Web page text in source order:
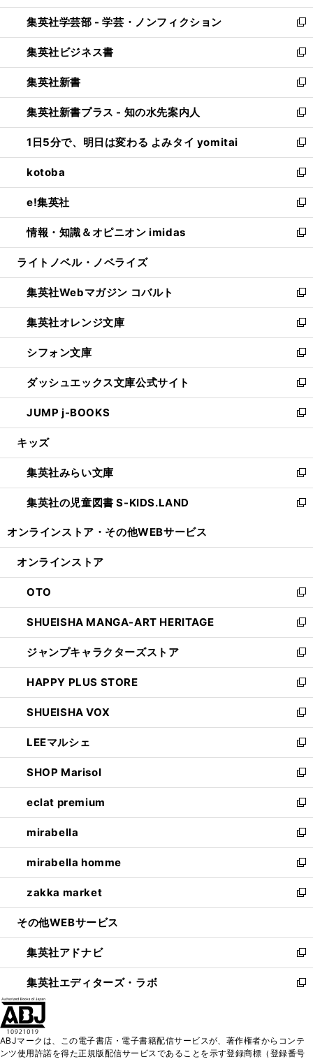
開
く
ウ
で
開
く
ン
ド
ウ
で
開
く
ウ
ィ
ン
ド
ウ
で
開
く
集英社学芸部 - 学芸・ノンフィクション
新
し
い
ウ
ィ
ン
ド
ウ
で
開
く
集英社ビジネス書
新
し
い
ウ
ィ
ン
ド
ウ
で
開
く
集英社新書
新
し
い
ウ
ィ
ン
ド
ウ
で
開
く
集英社新書プラス - 知の水先案内人
新
し
い
ウ
ィ
ン
ド
ウ
で
開
1日5分で、明日は変わる よみタイ yomitai
新
し
い
ウ
ィ
ン
ド
ウ
開
く
kotoba
新
し
い
ウ
ィ
ン
ウ
で
開
く
e!集英社
新
し
い
ウ
ン
ド
ウ
で
開
く
情報・知識＆オピニオン imidas
新
し
ウ
ィ
ン
ド
ウ
で
開
く
ライトノベル・ノベライズ
集英社Webマガジン コバルト
新
し
い
ウ
ィ
ン
ド
ウ
で
開
集英社オレンジ文庫
新
し
い
ウ
ィ
ン
ド
ウ
開
く
シフォン文庫
新
し
い
ウ
ィ
ン
ウ
で
開
く
ダッシュエックス文庫公式サイト
新
し
い
ウ
ン
ド
ウ
で
JUMP j-BOOKS
新
し
ウ
ィ
ン
ド
開
キッズ
集英社みらい文庫
新
し
い
ン
ウ
で
開
く
集英社の児童図書 S-KIDS.LAND
新
ウ
ン
ド
ウ
で
開
く
オンラインストア・ その他WEBサービス
オンラインストア
OTO
新
し
い
ウ
ィ
ン
ド
ウ
で
開
く
SHUEISHA MANGA-ART HERITAGE
新
し
い
ウ
ィ
ン
ド
ウ
で
開
く
ジャンプキャラクターズストア
新
し
い
ウ
ィ
ン
ド
ウ
で
開
く
HAPPY PLUS STORE
新
し
い
ウ
ィ
ン
ド
ウ
で
開
く
SHUEISHA VOX
新
し
い
ウ
ィ
ン
ド
ウ
で
開
く
LEEマルシェ
新
し
い
ウ
ィ
ン
ド
ウ
で
開
く
SHOP Marisol
新
し
い
ウ
ィ
ン
ド
ウ
で
開
eclat premium
新
し
い
ウ
ィ
ン
ド
ウ
開
く
mirabella
新
し
い
ウ
ィ
ン
ウ
で
開
く
mirabella homme
新
し
い
ウ
ン
ド
ウ
で
zakka market
新
し
ウ
ィ
ン
ド
く
その他WEBサービス
集英社アドナビ
新
し
い
ド
集英社エディターズ・ラボ
新
ィ
ABJマークは、この電子書店・電子書籍配信サービスが、著作権者からコンテ
ンツ使用許諾を得た正規版配信サービスであることを示す登録商標（登録番号